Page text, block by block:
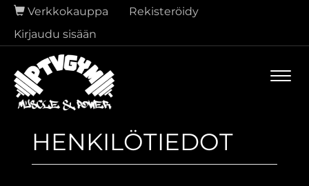
Verkkokauppa
Rekisteröidy
Kirjaudu sisään
HENKILÖTIEDOT